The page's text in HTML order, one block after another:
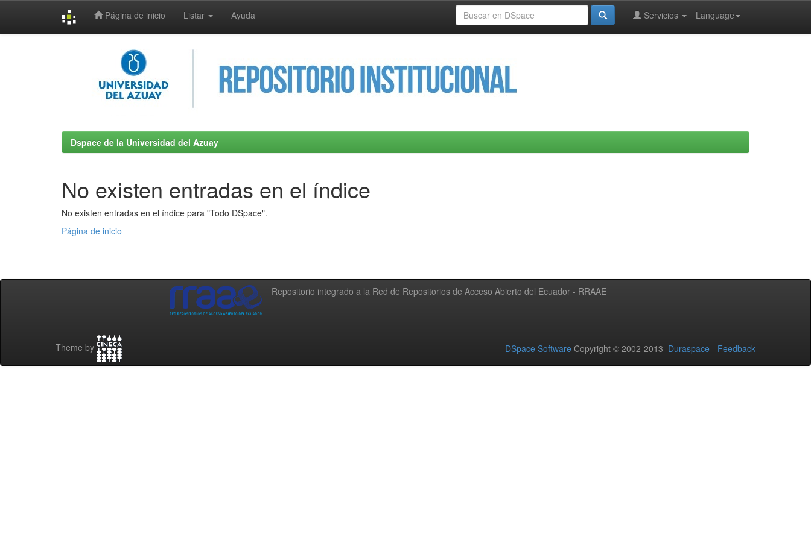
Página de inicio Listar Ayuda Language
Servicios
Dspace de la Universidad del Azuay
No existen entradas en el índice
No existen entradas en el índice para "Todo DSpace".
Página de inicio
Repositorio integrado a la Red de Repositorios de Acceso Abierto del Ecuador - RRAAE
Theme by DSpace Software Copyright © 2002-2013 Duraspace - Feedback